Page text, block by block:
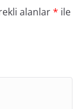
alanlar* ile